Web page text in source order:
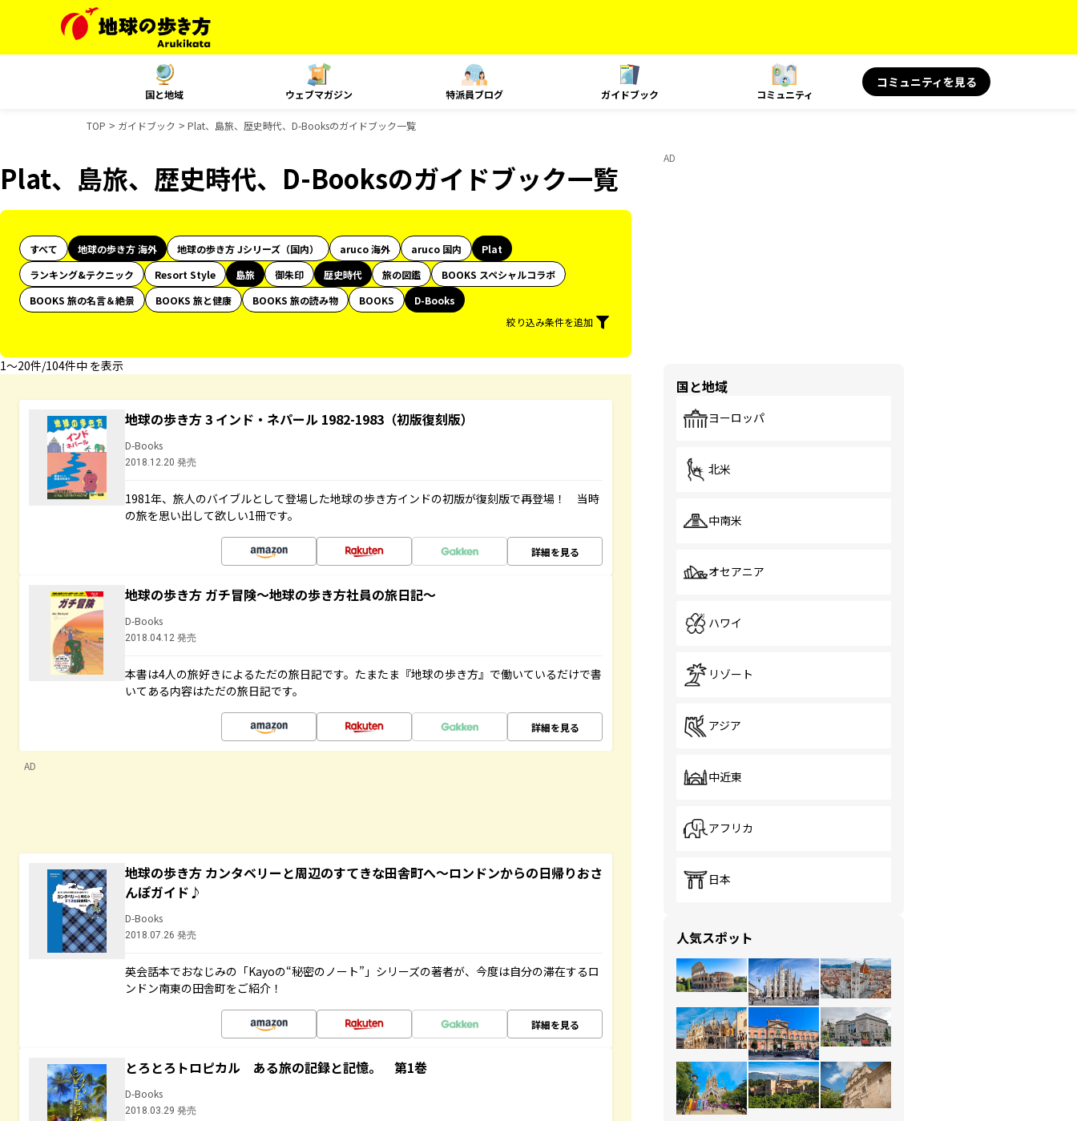
国と地域 ウェブマガジン 特派員ブログ ガイドブック コミュニティ
コミュニティを見る
TOP ガイドブック Plat、島旅、歴史時代、D-Booksのガイドブック一覧
Plat、島旅、歴史時代、D-Booksのガイドブック一覧
すべて 地球の歩き方 海外 地球の歩き方 Jシリーズ（国内） aruco 海外 aruco 国内
Plat
ランキング&テクニック
Resort Style 島旅 御朱印 歴史時代 旅の図鑑
BOOKS スペシャルコラボ
BOOKS 旅の名言＆絶景
BOOKS 旅と健康 BOOKS 旅の読み物 BOOKS
D-Books
絞り込み条件を追加
1〜20件/104件中 を表示
地球の歩き方 3 インド・ネパール 1982-1983（初版復刻版）
D-Books
2018.12.20 発売
1981年、旅人のバイブルとして登場した地球の歩き方インドの初版が復刻版で再登場！ 当時
の旅を思い出して欲しい1冊です。
詳細を見る
地球の歩き方 ガチ冒険～地球の歩き方社員の旅日記～
D-Books
2018.04.12 発売
本書は4人の旅好きによるただの旅日記です。たまたま『地球の歩き方』で働いているだけで書
いてある内容はただの旅日記です。
詳細を見る
AD
地球の歩き方 カンタベリーと周辺のすてきな田舎町へ～ロンドンからの日帰りおさ
んぽガイド♪
D-Books
2018.07.26 発売
英会話本でおなじみの「Kayoの“秘密のノート”」シリーズの著者が、今度は自分の滞在するロ
ンドン南東の田舎町をご紹介！
詳細を見る
とろとろトロピカル ある旅の記録と記憶。 第1巻
D-Books
2018.03.29 発売
AD
国と地域
ヨーロッパ
北米
中南米
オセアニア
ハワイ
リゾート
アジア
中近東
アフリカ
日本
人気スポット